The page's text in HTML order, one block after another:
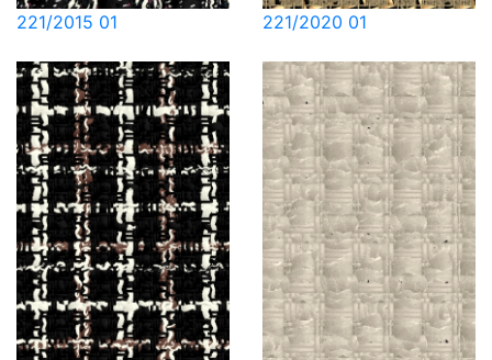
221/2015 01 221/2020 01